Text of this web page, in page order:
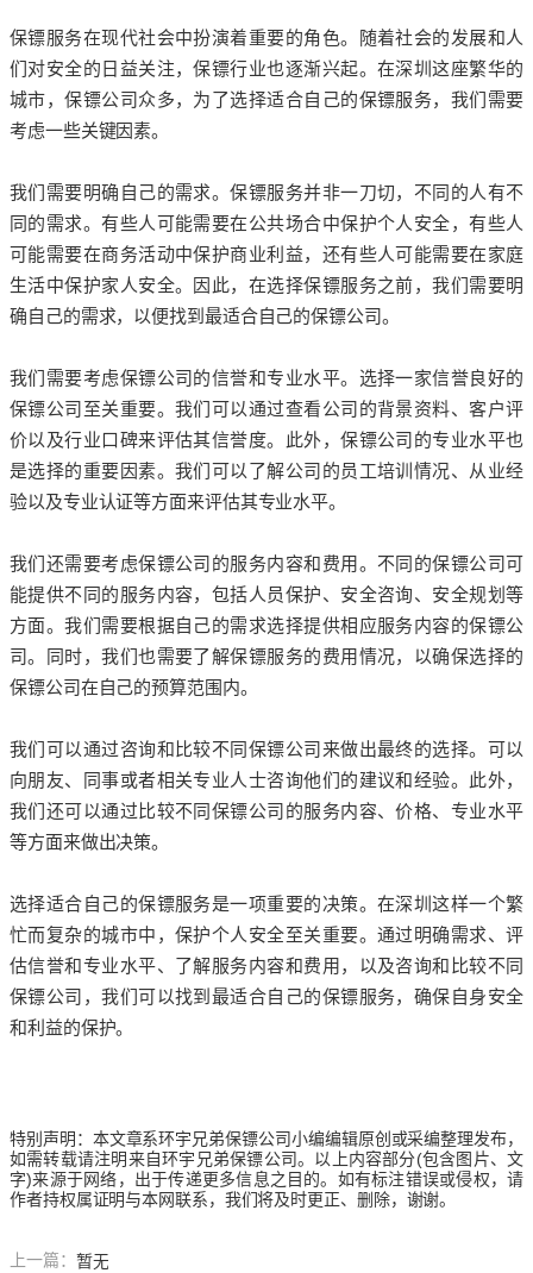
保镖服务在现代社会中扮演着重要的角色。随着社会的发展和人
们对安全的日益关注，保镖行业也逐渐兴起。在深圳这座繁华的
城市，保镖公司众多，为了选择适合自己的保镖服务，我们需要
考虑一些关键因素。
我们需要明确自己的需求。保镖服务并非一刀切，不同的人有不
同的需求。有些人可能需要在公共场合中保护个人安全，有些人
可能需要在商务活动中保护商业利益，还有些人可能需要在家庭
生活中保护家人安全。因此，在选择保镖服务之前，我们需要明
确自己的需求，以便找到最适合自己的保镖公司。
我们需要考虑保镖公司的信誉和专业水平。选择一家信誉良好的
保镖公司至关重要。我们可以通过查看公司的背景资料、客户评
价以及行业口碑来评估其信誉度。此外，保镖公司的专业水平也
是选择的重要因素。我们可以了解公司的员工培训情况、从业经
验以及专业认证等方面来评估其专业水平。
我们还需要考虑保镖公司的服务内容和费用。不同的保镖公司可
能提供不同的服务内容，包括人员保护、安全咨询、安全规划等
方面。我们需要根据自己的需求选择提供相应服务内容的保镖公
司。同时，我们也需要了解保镖服务的费用情况，以确保选择的
保镖公司在自己的预算范围内。
我们可以通过咨询和比较不同保镖公司来做出最终的选择。可以
向朋友、同事或者相关专业人士咨询他们的建议和经验。此外，
我们还可以通过比较不同保镖公司的服务内容、价格、专业水平
等方面来做出决策。
选择适合自己的保镖服务是一项重要的决策。在深圳这样一个繁
忙而复杂的城市中，保护个人安全至关重要。通过明确需求、评
估信誉和专业水平、了解服务内容和费用，以及咨询和比较不同
保镖公司，我们可以找到最适合自己的保镖服务，确保自身安全
和利益的保护。
特别声明：本文章系环宇兄弟保镖公司小编编辑原创或采编整理发布，
如需转载请注明来自环宇兄弟保镖公司。以上内容部分(包含图片、文
字)来源于网络，出于传递更多信息之目的。如有标注错误或侵权，请
作者持权属证明与本网联系，我们将及时更正、删除，谢谢。
上一篇： 暂无